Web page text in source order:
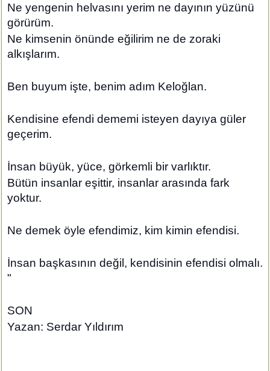
Ne yengenin helvasını yerim ne dayının yüzünü
görürüm.
Ne kimsenin önünde eğilirim ne de zoraki
alkışlarım.
Ben buyum işte, benim adım Keloğlan.
Kendisine efendi dememi isteyen dayıya güler
geçerim.
İnsan büyük, yüce, görkemli bir varlıktır.
Bütün insanlar eşittir, insanlar arasında fark
yoktur.
Ne demek öyle efendimiz, kim kimin efendisi.
İnsan başkasının değil, kendisinin efendisi olmalı.
"
SON
Yazan: Serdar Yıldırım